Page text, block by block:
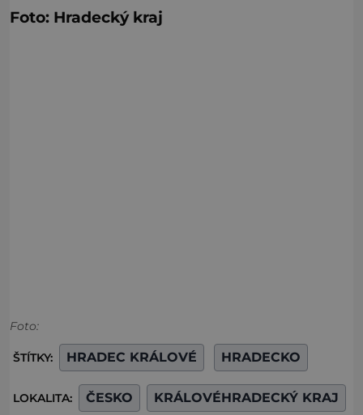
Foto: Hradecký kraj
Foto:
ŠTÍTKY: HRADEC KRÁLOVÉ HRADECKO
LOKALITA: ČESKO KRÁLOVÉHRADECKÝ KRAJ